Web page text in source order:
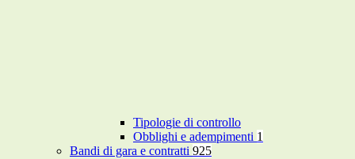
Tipologie di controllo
Obblighi e adempimenti 1
Bandi di gara e contratti 925